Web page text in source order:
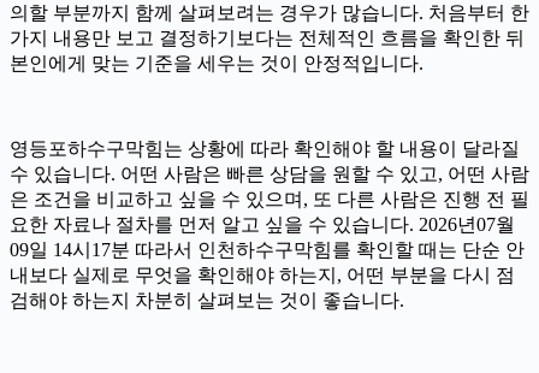
의할 부분까지 함께 살펴보려는 경우가 많습니다. 처음부터 한
가지 내용만 보고 결정하기보다는 전체적인 흐름을 확인한 뒤
본인에게 맞는 기준을 세우는 것이 안정적입니다.
영등포하수구막힘는 상황에 따라 확인해야 할 내용이 달라질
수 있습니다. 어떤 사람은 빠른 상담을 원할 수 있고, 어떤 사람
은 조건을 비교하고 싶을 수 있으며, 또 다른 사람은 진행 전 필
요한 자료나 절차를 먼저 알고 싶을 수 있습니다. 2026년07월
09일 14시17분 따라서 인천하수구막힘를 확인할 때는 단순 안
내보다 실제로 무엇을 확인해야 하는지, 어떤 부분을 다시 점
검해야 하는지 차분히 살펴보는 것이 좋습니다.